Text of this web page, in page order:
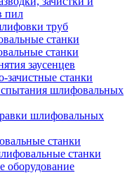
пил
труб
станки
станки
заусенцев
станки
шлифовальных
шлифовальных
станки
станки
оборудование